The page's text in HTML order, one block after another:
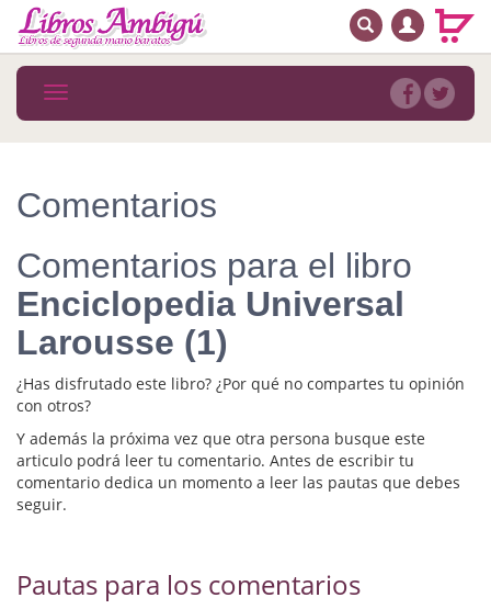
MENÚ PRINCIPAL
Novedades
MATERIAS
Arte
Astrología. Ocultismo
Autoayuda. Conocimiento personal
Autoayuda. Crecimiento personal
Biografía
Biografías
Cine
BUSCAR
Toggle
navigation
Comentarios
Comentarios para el libro
Enciclopedia Universal
Larousse (1)
¿Has disfrutado este libro? ¿Por qué no compartes tu opinión
con otros?
Y además la próxima vez que otra persona busque este
articulo podrá leer tu comentario. Antes de escribir tu
comentario dedica un momento a leer las pautas que debes
seguir.
Pautas para los comentarios